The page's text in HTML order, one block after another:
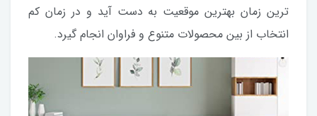
ترین زمان بهترین موقعیت به دست آید و در زمان کم
انتخاب از بین محصولات متنوع و فراوان انجام گیرد.